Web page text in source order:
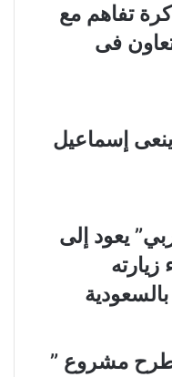
تفاهم مع
فى
إسماعيل
يعود إلى
مشروع ”